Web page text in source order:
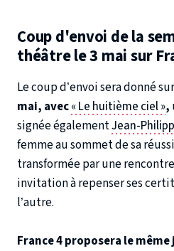
Coup d'envoi de la
théâtre le 3 mai sur
Le coup d’envoi sera donné
mai, avec« Le huitième ciel »,
signée égalementJean-
femme au sommet de sa
transformée par une
invitation à repenser ses
l’autre.
France 4 proposera le